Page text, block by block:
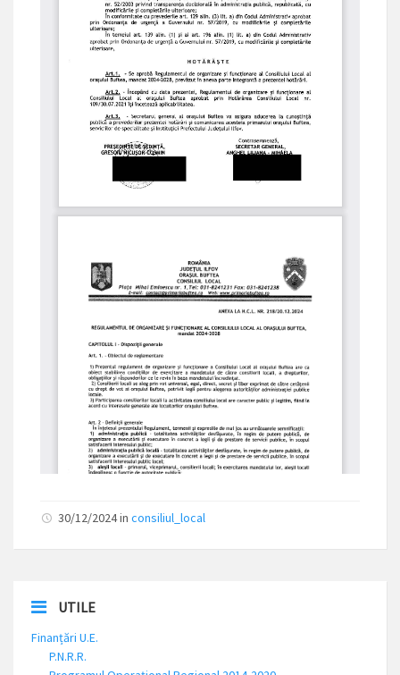
30/12/2024in consiliul_local
UTILE
Finanțări U.E.
P.N.R.R.